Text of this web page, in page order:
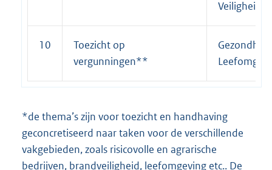
Veiligheid
10
Toezicht op
vergunningen**
*de thema’s zijn voor toezicht en handhaving
geconcretiseerd naar taken voor de verschillende
vakgebieden, zoals risicovolle en agrarische
bedrijven, brandveiligheid, leefomgeving etc.. De